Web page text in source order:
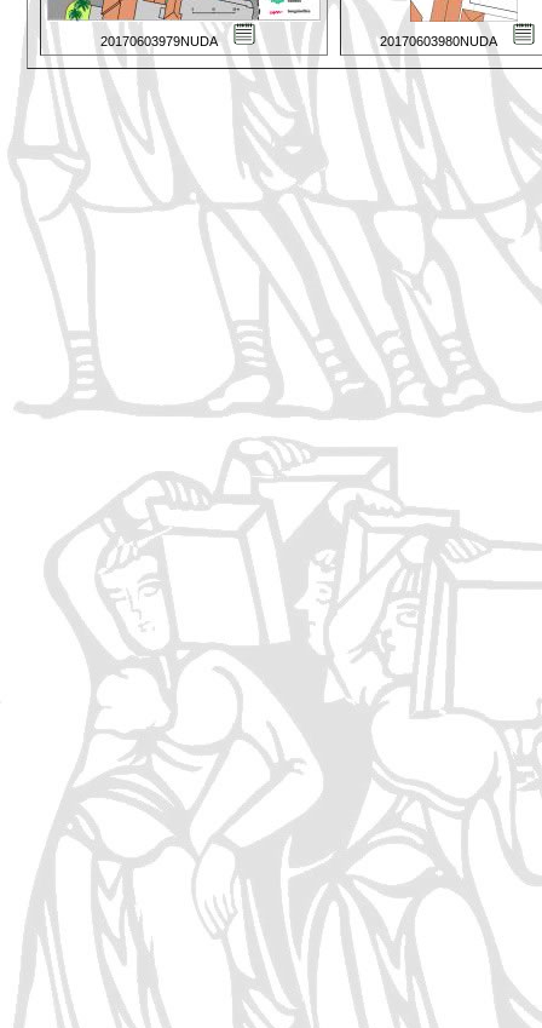
20170603979NUDA 20170603980NUDA